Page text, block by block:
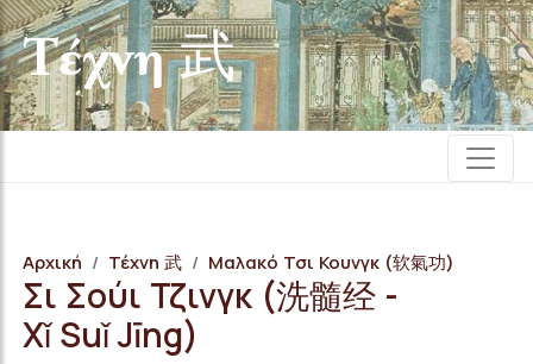
Τέχνη 武
Αρχική Τέχνη 武 Μαλακό Τσι Κουνγκ (软氣功)
Σι Σούι Τζινγκ (洗髓经 -
Xǐ Suǐ Jīng)